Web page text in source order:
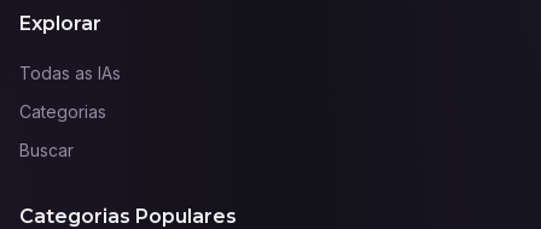
Explorar
Todas as IAs
Categorias
Buscar
Categorias Populares